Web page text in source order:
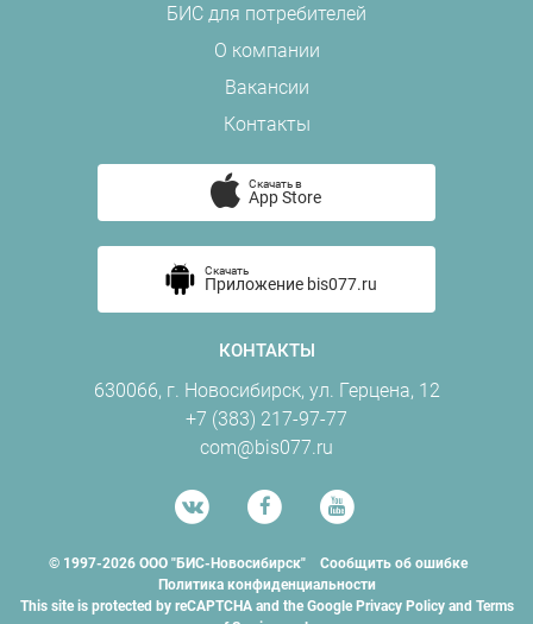
БИС для потребителей
О компании
Вакансии
Контакты
Скачать в
App Store
Скачать
Приложение bis077.ru
КОНТАКТЫ
630066, г. Новосибирск, ул. Герцена, 12
+7 (383) 217-97-77
com@bis077.ru
© 1997-2026 ООО "БИС-Новосибирск"
Сообщить об ошибке
Политика конфиденциальности
This site is protected by reCAPTCHA and the Google Privacy Policyand Terms